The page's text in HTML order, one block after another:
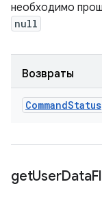
необходимо
null
Возвраты
CommandStatus
getUserData